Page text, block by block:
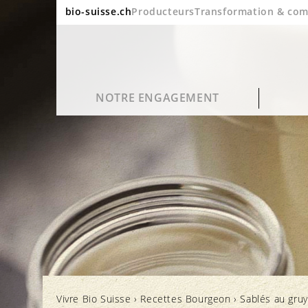
bio-suisse.chProducteursTransformation &
NOTRE ENGAGEMENT
Durabilité
Qualité et goût
Santé
Questions fréquentes
Transformation et emballage
Labels et contrôle
Portrait
Le bio en chiffres
Rapport annuel
Blog
Cinéma
Newsletter
Vivre Bio Suisse › Recettes Bourgeon ›Sablés au